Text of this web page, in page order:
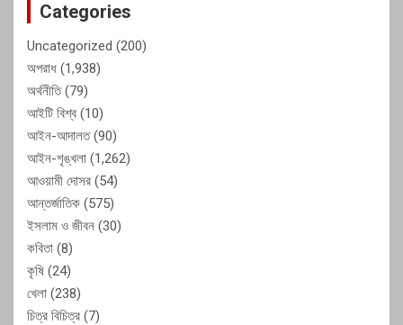
Categories
Uncategorized (200)
অপরাধ (1,938)
অর্থনীতি(79)
আইটি বিশ্ব (10)
আইন-আদালত(90)
আইন-শৃঙ্খলা (1,262)
আওয়ামী দোসর (54)
আন্তর্জাতিক (575)
ইসলাম ও জীবন (30)
কবিতা (8)
কৃষি (24)
খেলা (238)
চিত্র বিচিত্র (7)